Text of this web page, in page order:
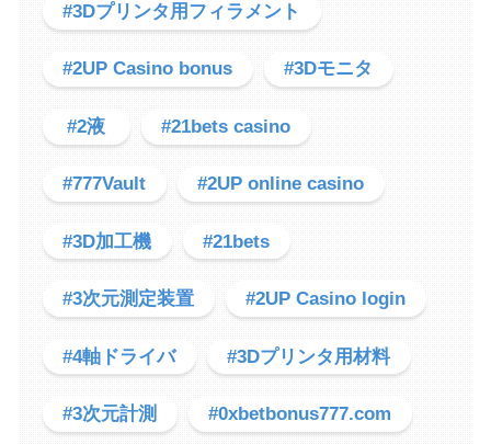
#3Dプリンタ用フィラメント
#2UP Casino bonus #3Dモニタ
#2液 #21bets casino
#777Vault #2UP online casino
#3D加工機 #21bets
#3次元測定装置 #2UP Casino login
#4軸ドライバ #3Dプリンタ用材料
#3次元計測 #0xbetbonus777.com